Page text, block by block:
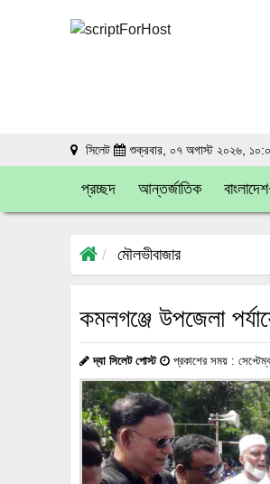
সিলেট শুক্রবার, ০৭ অগাস্ট ২০২৬,
প্রচ্ছদ আন্তর্জাতিক বাংলাদেশ
মৌলভীবাজার
কমলগঞ্জে উপজেলা
দ্যা সিলেট পোস্ট প্রকাশের সময় :